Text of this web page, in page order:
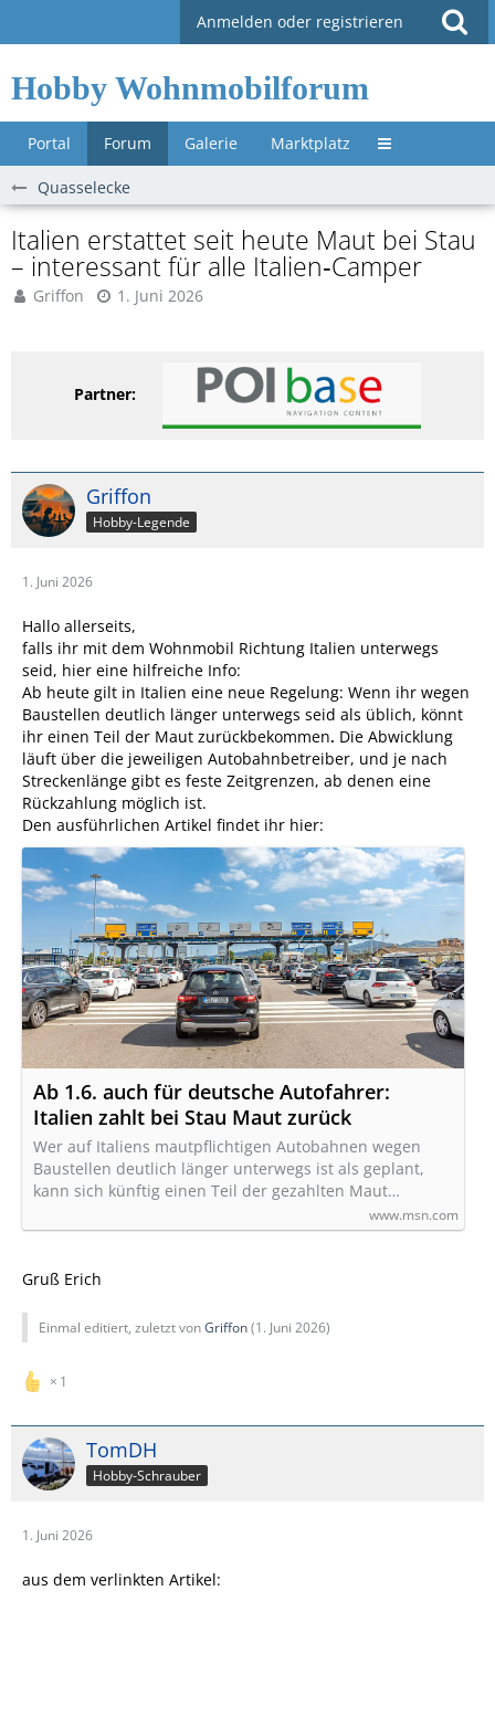
Anmelden oder registrieren
Hobby Wohnmobilforum
Portal Forum Galerie Marktplatz Untermenü »
Quasselecke
Italien erstattet seit heute Maut bei Stau
– interessant für alle Italien‑Camper
Griffon 1. Juni 2026
Partner:
Griffon
Hobby-Legende
1. Juni 2026
Hallo allerseits,
falls ihr mit dem Wohnmobil Richtung Italien unterwegs
seid, hier eine hilfreiche Info:
Ab heute gilt in Italien eine neue Regelung: Wenn ihr wegen
Baustellen deutlich länger unterwegs seid als üblich, könnt
ihr einen Teil der Maut zurückbekommen. Die Abwicklung
läuft über die jeweiligen Autobahnbetreiber, und je nach
Streckenlänge gibt es feste Zeitgrenzen, ab denen eine
Rückzahlung möglich ist.
Den ausführlichen Artikel findet ihr hier:
Ab 1.6. auch für deutsche Autofahrer:
Italien zahlt bei Stau Maut zurück
Wer auf Italiens mautpflichtigen Autobahnen wegen
Baustellen deutlich länger unterwegs ist als geplant,
kann sich künftig einen Teil der gezahlten Maut…
www.msn.com
Gruß Erich
Einmal editiert, zuletzt vonGriffon(1. Juni 2026)
1
TomDH
Hobby-Schrauber
1. Juni 2026
aus dem verlinkten Artikel: